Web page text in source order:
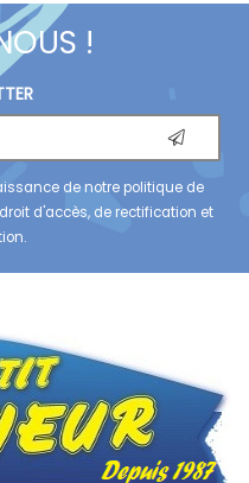
!
de notre politique de
d'accès, de rectification et